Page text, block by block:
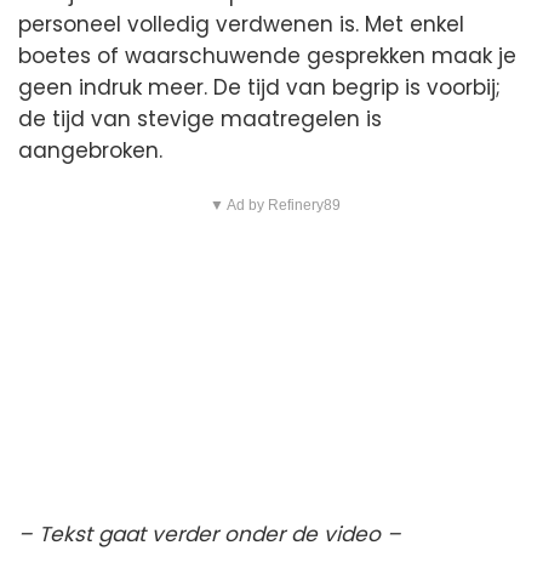
personeel volledig verdwenen is. Met enkel
boetes of waarschuwende gesprekken maak je
geen indruk meer. De tijd van begrip is voorbij;
de tijd van stevige maatregelen is
aangebroken.
▼ Ad by Refinery89
– Tekst gaat verder onder de video –